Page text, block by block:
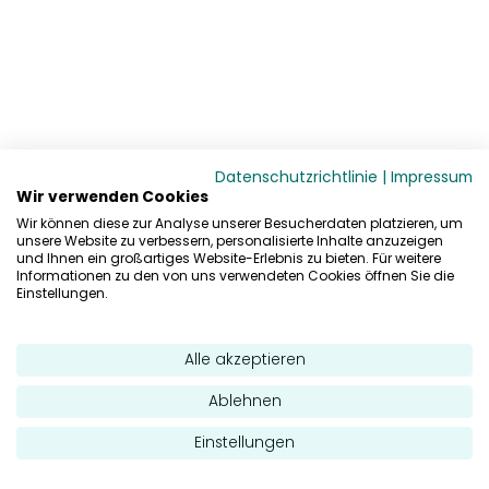
Datenschutzrichtlinie | Impressum
Wir verwenden Cookies
Wir können diese zur Analyse unserer Besucherdaten platzieren, um
unsere Website zu verbessern, personalisierte Inhalte anzuzeigen
und Ihnen ein großartiges Website-Erlebnis zu bieten. Für weitere
Informationen zu den von uns verwendeten Cookies öffnen Sie die
Einstellungen.
Alle akzeptieren
Ablehnen
Einstellungen